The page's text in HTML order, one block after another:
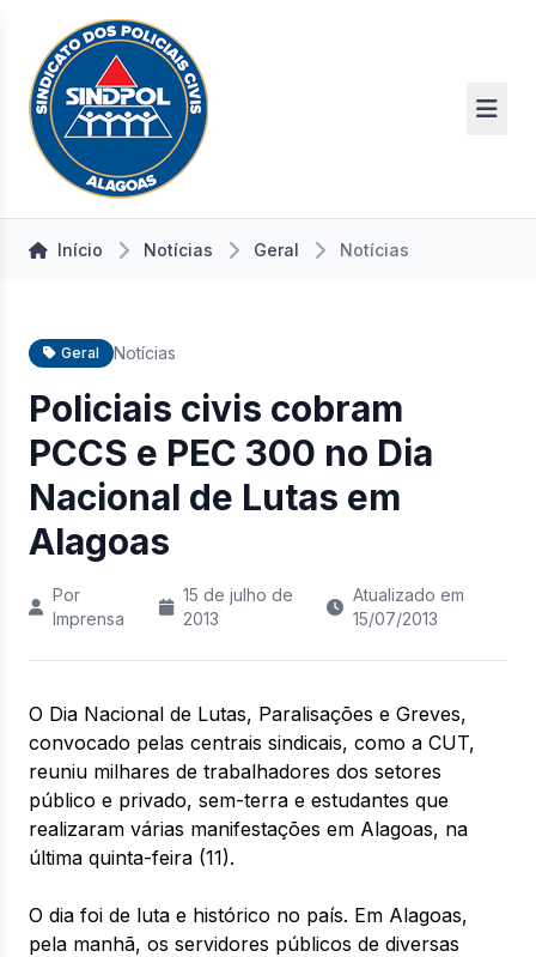
Início Notícias Geral Notícias
Geral Notícias
Policiais civis cobram
PCCS e PEC 300 no Dia
Nacional de Lutas em
Alagoas
Por
Imprensa
15 de julho de
2013
Atualizado em
15/07/2013
O Dia Nacional de Lutas, Paralisações e Greves,
convocado pelas centrais sindicais, como a CUT,
reuniu milhares de trabalhadores dos setores
público e privado, sem-terra e estudantes que
realizaram várias manifestações em Alagoas, na
última quinta-feira (11).
O dia foi de luta e histórico no país. Em Alagoas,
pela manhã, os servidores públicos de diversas